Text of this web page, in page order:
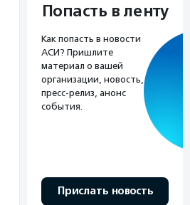
Попасть в ленту
Как попасть в новости
АСИ? Пришлите
материал о вашей
организации, новость,
пресс-релиз, анонс
события.
Прислать новость